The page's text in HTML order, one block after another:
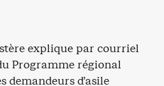
explique par courriel
Programme régional
demandeurs d’asile